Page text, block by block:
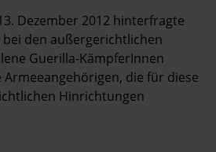
Dezember 2012 hinterfragte
bei den außergerichtlichen
Guerilla-KämpferInnen
die für diese
Hinrichtungen